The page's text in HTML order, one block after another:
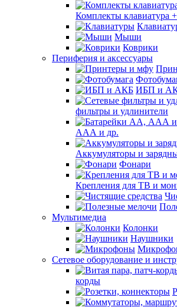
Комплекты клавиатура
Мыши
Коврики
Периферия и аксессуары
ИБП и
фильтры и удлинители
ААА и др.
Аккумуляторы и
Фонари
Крепления для ТВ и
Мультимедиа
Колонки
Наушники
Сетевое оборудование и
корды